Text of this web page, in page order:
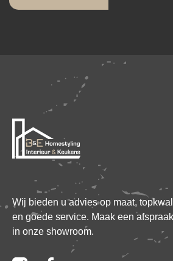
Wij bieden u advies op maat,
en goede service. Maak een
in onze showroom.